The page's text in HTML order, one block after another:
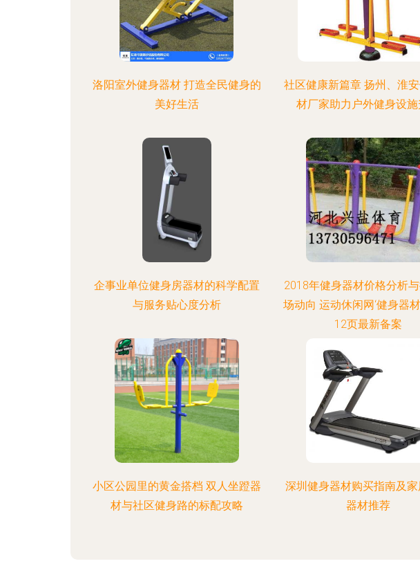
洛阳室外健身器材 打造全民健身的
美好生活
社区健康新篇章 扬州、淮
材厂家助力户外健身设施
企事业单位健身房器材的科学配置
与服务贴心度分析
2018年健身器材价格分析
场动向 运动休闲网‘健身器
12页最新备案
小区公园里的黄金搭档 双人坐蹬器
材与社区健身路的标配攻略
深圳健身器材购买指南及
器材推荐